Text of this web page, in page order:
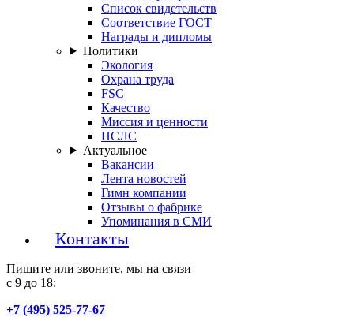
Список свидетельств
Соответствие ГОСТ
Награды и дипломы
Политики
Экология
Охрана труда
FSC
Качество
Миссия и ценности
НСЛС
Актуальное
Вакансии
Лента новостей
Гимн компании
Отзывы о фабрике
Упоминания в СМИ
Контакты
Пишите или звоните, мы на связи
с 9 до 18:
+7 (495) 525-77-67